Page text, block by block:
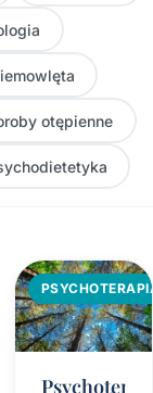
otępienne